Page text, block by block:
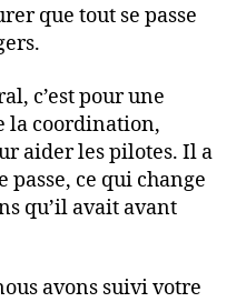
que tout se passe
c’est pour une
la coordination,
aider les pilotes. Il a
passe, ce qui change
qu’il avait avant
avons suivi votre